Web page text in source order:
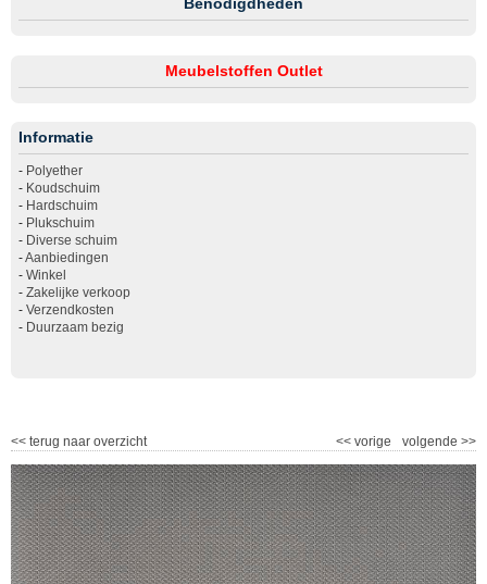
Benodigdheden
Meubelstoffen Outlet
Informatie
- Polyether
- Koudschuim
- Hardschuim
- Plukschuim
- Diverse schuim
-Aanbiedingen
- Winkel
- Zakelijke verkoop
- Verzendkosten
- Duurzaam bezig
<< terug naar overzicht volgende >>
<< vorige